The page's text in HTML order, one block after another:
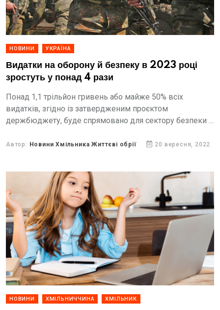
НОВИНИ УКРАЇНА
Видатки на оборону й безпеку в 2023 році
зростуть у понад 4 рази
Понад 1,1 трільйон гривень або майже 50% всіх
видатків, згідно із затвердженим проєктом
держбюджету, буде спрямовано для сектору безпеки й
Автор: Новини Хмільника Життєві обрії 20 вересня, 2022
НОВИНИ ХМІЛЬНИЧЧИНА ХМІЛЬНИК